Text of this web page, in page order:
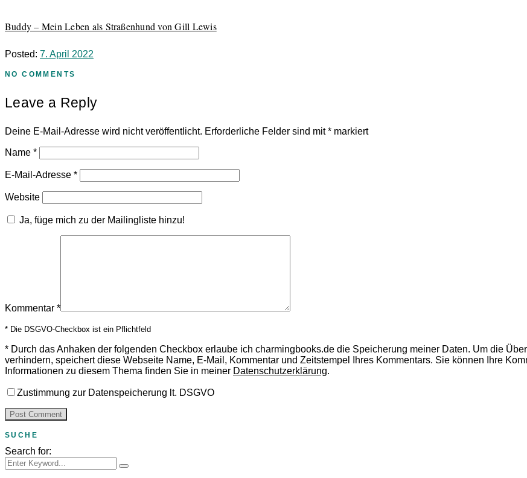
Buddy – Mein Leben als Straßenhund von Gill Lewis
Posted: 7. April 2022
NO COMMENTS
Leave a Reply
Deine E-Mail-Adresse wird nicht veröffentlicht. Erforderliche Felder sind mit* markiert
Name *
E-Mail-Adresse *
Website
Ja, füge mich zu der Mailingliste hinzu!
Kommentar *
* Die DSGVO-Checkbox ist ein Pflichtfeld
* Durch das Anhaken der folgenden Checkbox erlaube ich charmingbooks.de die Speicherung meiner Daten. Um die
verhindern, speichert diese Webseite Name, E-Mail, Kommentar und Zeitstempel Ihres Kommentars. Sie können Ihre
Informationen zu diesem Thema finden Sie in meiner Datenschutzerklärung.
Zustimmung zur Datenspeicherung lt. DSGVO
SUCHE
Search for: